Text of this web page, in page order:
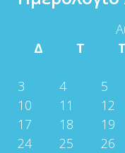
Δ
Τ Τ
3
4 5
10
11 12
17
18 19
24
25 26